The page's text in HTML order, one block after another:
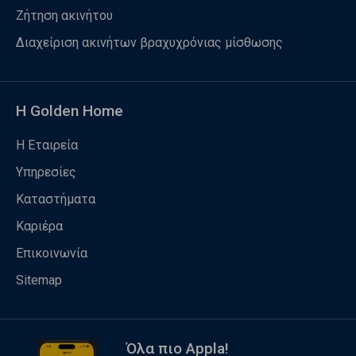
Ζήτηση ακινήτου
Διαχείριση ακινήτων βραχυχρόνιας μίσθωσης
Η Golden Home
Η Εταιρεία
Υπηρεσίες
Καταστήματα
Καριέρα
Επικοινωνία
Sitemap
Όλα πιο Appla!